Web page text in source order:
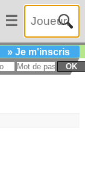
☰
» Je m'inscris
OK